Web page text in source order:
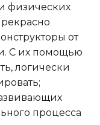
физических
от
С их помощью
логически
процесса